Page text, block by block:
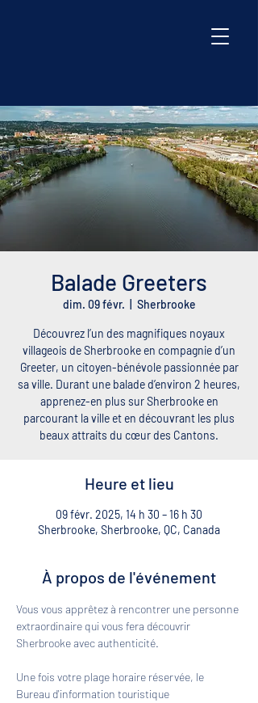
Balade Greeters
dim. 09 févr. Sherbrooke
Découvrez l’un des magnifiques noyaux
villageois de Sherbrooke en compagnie d’un
Greeter, un citoyen-bénévole passionnée par
sa ville. Durant une balade d’environ 2 heures,
apprenez-en plus sur Sherbrooke en
parcourant la ville et en découvrant les plus
beaux attraits du cœur des Cantons.
Heure et lieu
09 févr. 2025, 14 h 30 – 16 h 30
Sherbrooke, Sherbrooke, QC, Canada
À propos de l'événement
Vous vous apprêtez à rencontrer une personne
extraordinaire qui vous fera découvrir
Sherbrooke avec authenticité.
Une fois votre plage horaire réservée, le
Bureau d'information touristique